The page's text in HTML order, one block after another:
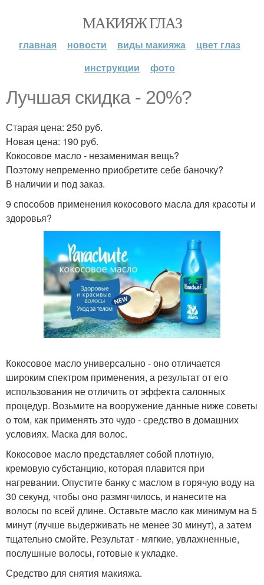
МАКИЯЖ ГЛАЗ
главная новости виды макияжа
цвет глаз
инструкции
фото
Лучшая скидка - 20%?
Старая цена: 250 руб.
Новая цена: 190 руб.
Кокосовое масло - незаменимая вещь?
Поэтому непременно приобретите себе баночку?
В наличии и под заказ.
9 способов применения кокосового масла для красоты и
здоровья?
Кокосовое масло универсально - оно отличается
широким спектром применения, а результат от его
использования не отличить от эффекта салонных
процедур. Возьмите на вооружение данные ниже советы
о том, как применять это чудо - средство в домашних
условиях. Маска для волос.
Кокосовое масло представляет собой плотную,
кремовую субстанцию, которая плавится при
нагревании. Опустите банку с маслом в горячую воду на
30 секунд, чтобы оно размягчилось, и нанесите на
волосы по всей длине. Оставьте масло как минимум на 5
минут (лучше выдерживать не менее 30 минут), а затем
тщательно смойте. Результат - мягкие, увлажненные,
послушные волосы, готовые к укладке.
Средство для снятия макияжа.